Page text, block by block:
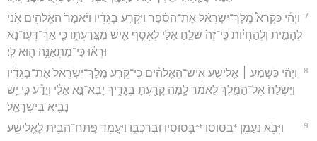
7 וַיְהִ֡י כִּקְרֹא֩ מֶֽלֶךְ־יִשְׂרָאֵ֨ל אֶת־הַסֵּ֜פֶר וַיִּקְרַ֣ע בְּגָדָ֗יו וַיֹּ֙אמֶר֙ הַאֱלֹהִ֥ים אָ֙נִי֙
לְהָמִ֣ית וּֽלְהַחֲי֔וֹת כִּֽי־זֶה֙ שֹׁלֵ֣חַ אֵלַ֔י לֶאֱסֹ֥ף אִ֖ישׁ מִצָּֽרַעְתּ֑וֹ כִּ֤י אַךְ־דְּעֽוּ־נָא֙
וּרְא֔וּ כִּֽי־מִתְאַנֶּ֥ה ה֖וּא לִֽי׃
8
וַיְהִ֞י כִּשְׁמֹ֣עַ ׀ אֱלִישָׁ֣ע אִישׁ־הָאֱלֹהִ֗ים כִּֽי־קָרַ֤ע מֶֽלֶךְ־יִשְׂרָאֵל֙ אֶת־בְּגָדָ֔יו
וַיִּשְׁלַח֙ אֶל־הַמֶּ֣לֶךְ לֵאמֹ֔ר לָ֥מָּה קָרַ֖עְתָּ בְּגָדֶ֑יךָ יָבֹֽא־נָ֣א אֵלַ֔י וְיֵדַ֕ע כִּ֛י יֵ֥שׁ
נָבִ֖יא בְּיִשְׂרָאֵֽל׃
9 וַיָּבֹ֥א נַעֲמָ֖ן *בסוסו **בְּסוּסָ֣יו וּבְרִכְבּ֑וֹ וַיַּעֲמֹ֥ד פֶּֽתַח־הַבַּ֖יִת לֶאֱלִישָֽׁע׃